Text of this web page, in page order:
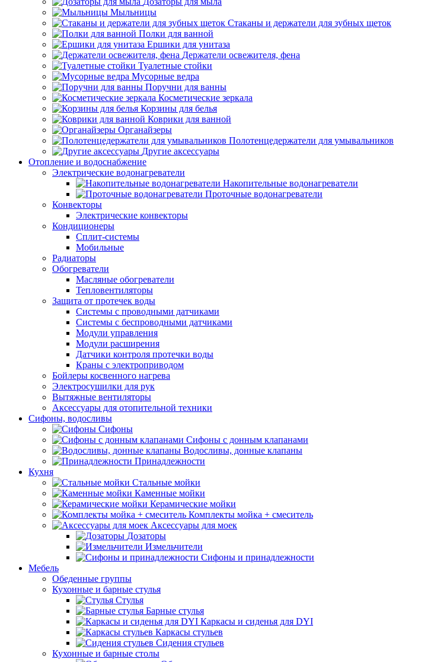
Мыльницы
Стаканы и держатели для зубных щеток
Полки для ванной
Ершики для унитаза
Держатели освежителя, фена
Туалетные стойки
Мусорные ведра
Поручни для ванны
Косметические зеркала
Корзины для белья
Коврики для ванной
Органайзеры
Полотенцедержатели для умывальников
Другие аксессуары
Отопление и водоснабжение
Электрические водонагреватели
Накопительные водонагреватели
Проточные водонагреватели
Конвекторы
Электрические конвекторы
Кондиционеры
Сплит-системы
Мобильные
Радиаторы
Обогреватели
Масляные обогреватели
Тепловентиляторы
Защита от протечек воды
Системы с проводными датчиками
Системы с беспроводными датчиками
Модули управления
Модули расширения
Датчики контроля протечки воды
Краны с электроприводом
Бойлеры косвенного нагрева
Электросушилки для рук
Вытяжные вентиляторы
Аксессуары для отопительной техники
Сифоны, водосливы
Сифоны
Сифоны с донным клапанами
Водосливы, донные клапаны
Принадлежности
Кухня
Стальные мойки
Каменные мойки
Керамические мойки
Комплекты мойка + смеситель
Аксессуары для моек
Дозаторы
Измельчители
Сифоны и принадлежности
Мебель
Обеденные группы
Кухонные и барные стулья
Стулья
Барные стулья
Каркасы и сиденья для DYI
Каркасы стульев
Сидения стульев
Кухонные и барные столы